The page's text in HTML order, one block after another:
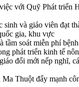
với Quỹ Phát triển
sinh và giáo viên đạt
gia, khu vực
tầm soát miễn phí
phát triển kinh tế
đổi mới nếp nghĩ,
Thuột đẩy mạnh